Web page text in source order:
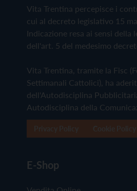
Vita Trentina percepisce i
cui al decreto legislativo 15
Indicazione resa ai sensi della
dell'art. 5 del medesimo
Vita Trentina, tramite la Fisc
Settimanali Cattolici), ha
dell'Autodisciplina
Autodisciplina della
E-Shop